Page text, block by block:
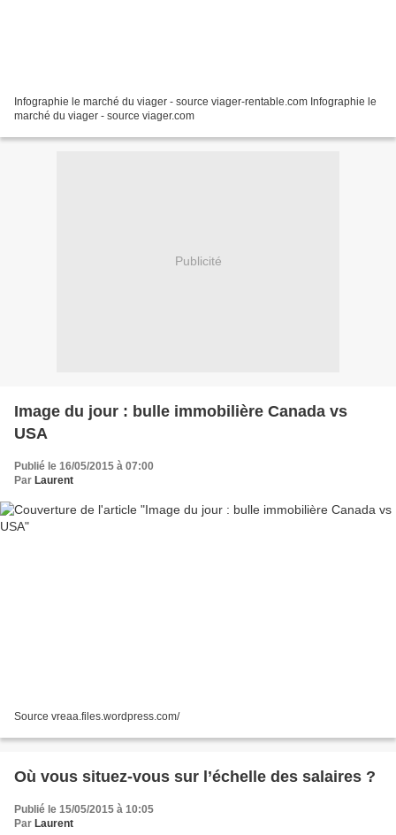
Infographie le marché du viager - source viager-rentable.com Infographie le
marché du viager - source viager.com
Publicité
Image du jour : bulle immobilière Canada vs
USA
Publié le 16/05/2015 à 07:00
Par Laurent
Source vreaa.files.wordpress.com/
Où vous situez-vous sur l’échelle des salaires ?
Publié le 15/05/2015 à 10:05
Par Laurent